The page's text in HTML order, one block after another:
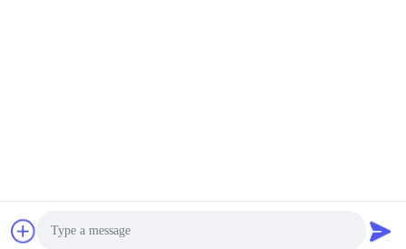
2026 ZOLYTECH MACHINERY CO., LTD . সমস্ত অধিকার